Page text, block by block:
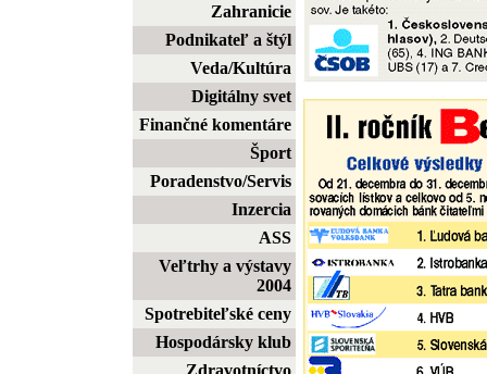
Zahranicie
Podnikateľ a štýl
Veda/Kultúra
Digitálny svet
Finančné komentáre
Šport
Poradenstvo/Servis
Inzercia
ASS
Veľtrhy a výstavy
2004
Spotrebiteľské ceny
Hospodársky klub
Zdravotníctvo